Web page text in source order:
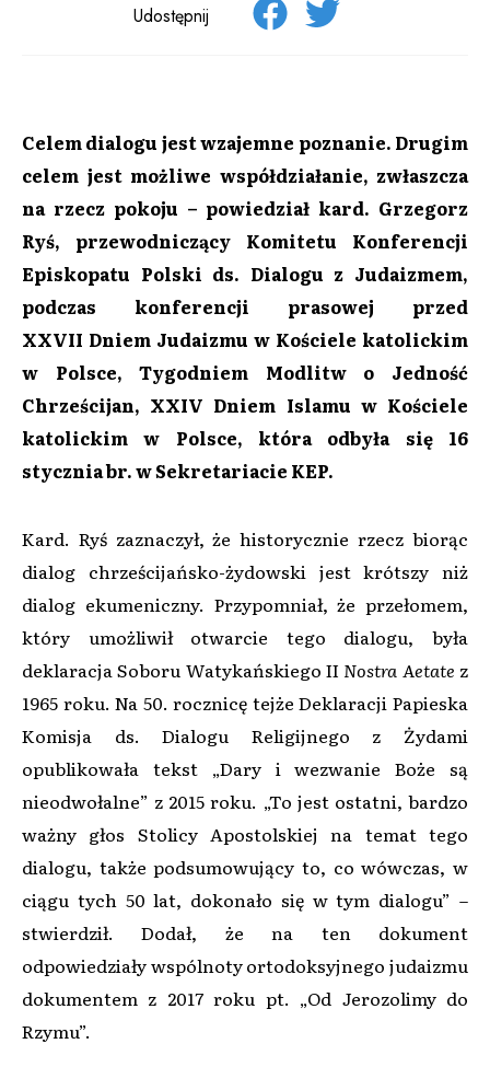
Udostępnij
Celem dialogu jest wzajemne poznanie. Drugim
celem jest możliwe współdziałanie, zwłaszcza
na rzecz pokoju – powiedział kard. Grzegorz
Ryś, przewodniczący Komitetu Konferencji
Episkopatu Polski ds. Dialogu z Judaizmem,
podczas konferencji prasowej przed
XXVII Dniem Judaizmu w Kościele katolickim
w Polsce,
Tygodniem Modlitw o Jedność
Chrześcijan, XXIV Dniem Islamu w Kościele
katolickim w Polsce, która odbyła się 16
stycznia br. w Sekretariacie KEP.
Kard. Ryś zaznaczył, że historycznie rzecz biorąc
dialog chrześcijańsko-żydowski jest krótszy niż
dialog ekumeniczny. Przypomniał, że przełomem,
który umożliwił otwarcie tego dialogu, była
deklaracja Soboru Watykańskiego II Nostra Aetate z
1965 roku. Na 50. rocznicę tejże Deklaracji Papieska
Komisja ds. Dialogu Religijnego z Żydami
opublikowała tekst „Dary i wezwanie Boże są
nieodwołalne” z 2015 roku. „To jest ostatni, bardzo
ważny głos Stolicy Apostolskiej na temat tego
dialogu, także podsumowujący to, co wówczas, w
ciągu tych 50 lat, dokonało się w tym dialogu” –
stwierdził. Dodał, że na ten dokument
odpowiedziały wspólnoty ortodoksyjnego judaizmu
dokumentem z 2017 roku pt. „Od Jerozolimy do
Rzymu”.